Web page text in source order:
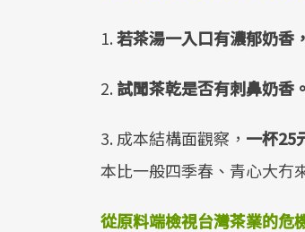
1.若茶湯一入口有濃郁奶香
2. 試聞茶乾是否有刺鼻奶香。
3. 成本結構面觀察， 一杯25
本比一般四季春、青心大冇
從原料端檢視台灣茶業的危